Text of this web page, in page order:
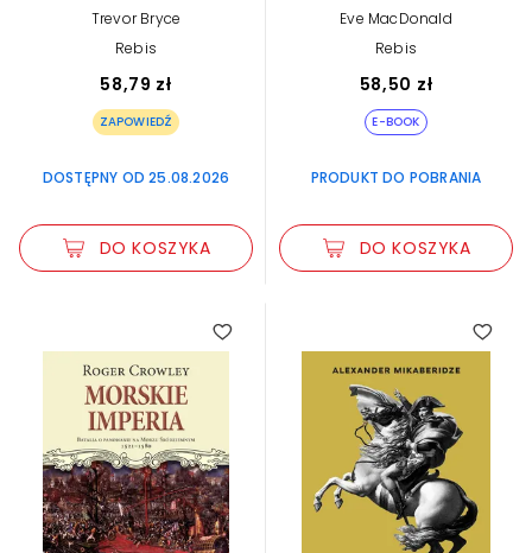
Trevor Bryce
Rebis
58,79 zł
ZAPOWIEDŹ
DOSTĘPNY OD 25.08.2026
DO KOSZYKA
Eve MacDonald
Rebis
58,50 zł
E-BOOK
PRODUKT DO POBRANIA
DO KOSZYKA